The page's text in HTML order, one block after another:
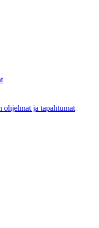
ja tapahtumat